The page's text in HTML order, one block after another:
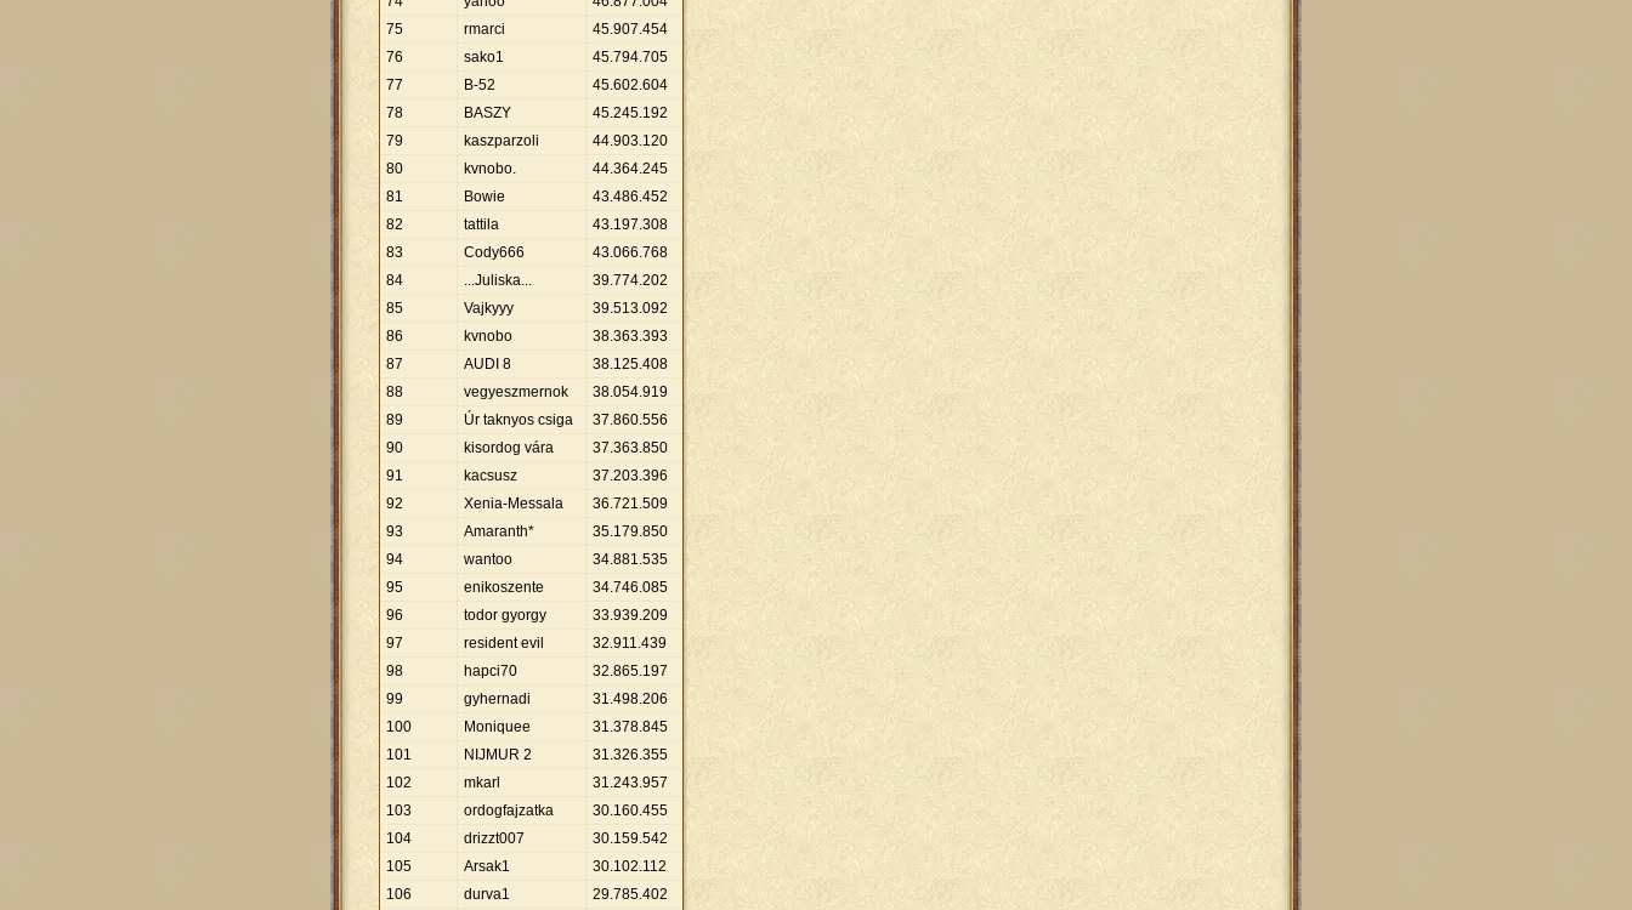
75
rmarci 45.907.454
76
sako1 45.794.705
77
B-52 45.602.604
78
BASZY 45.245.192
79
kaszparzoli 44.903.120
80
kvnobo. 44.364.245
81
Bowie 43.486.452
82
tattila 43.197.308
83
Cody666 43.066.768
84
...Juliska... 39.774.202
85
Vajkyyy 39.513.092
86
kvnobo 38.363.393
87
AUDI 8 38.125.408
88
vegyeszmernok 38.054.919
89
Úr taknyos csiga 37.860.556
90
kisordog vára 37.363.850
91
kacsusz 37.203.396
92
Xenia-Messala 36.721.509
93
Amaranth* 35.179.850
94
wantoo 34.881.535
95
enikoszente 34.746.085
96
todor gyorgy 33.939.209
97
resident evil 32.911.439
98
hapci70 32.865.197
99
gyhernadi 31.498.206
100
Moniquee 31.378.845
101
NIJMUR 2 31.326.355
102
mkarl 31.243.957
103
ordogfajzatka 30.160.455
104
drizzt007 30.159.542
105
Arsak1 30.102.112
106
durva1 29.785.402